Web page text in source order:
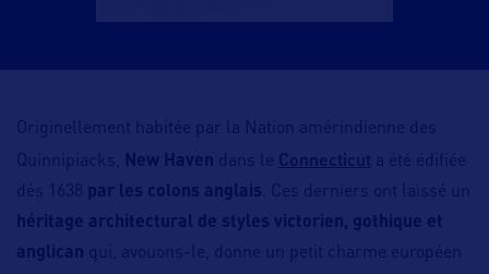
Originellement habitée par la Nation amérindienne des
Quinnipiacks,
New Haven dans le Connecticut a été édifiée
dès 1638 par les colons anglais . Ces derniers ont laissé un
héritage architectural de styles victorien, gothique et
anglican qui, avouons-le, donne un petit charme européen